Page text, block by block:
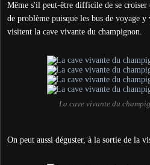
Même s'il peut-être difficile de se croiser
de problème puisque les bus de voyage
visitent la cave vivante du champignon.
La cave vivante du
On peut aussi déguster, à la sortie de la